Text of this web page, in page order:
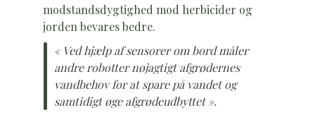
modstandsdygtighed mod herbicider og
jorden bevares bedre.
« Ved hjælp af sensorer om bord måler
andre robotter nøjagtigt afgrødernes
vandbehov for at spare på vandet og
samtidigt øge afgrødeudbyttet ».